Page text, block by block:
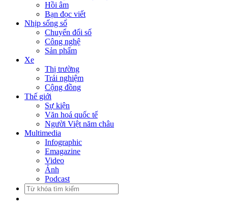
Hồi âm
Bạn đọc viết
Nhịp sống số
Chuyển đổi số
Công nghệ
Sản phẩm
Xe
Thị trường
Trải nghiệm
Cộng đồng
Thế giới
Sự kiện
Văn hoá quốc tế
Người Việt năm châu
Multimedia
Infographic
Emagazine
Video
Ảnh
Podcast